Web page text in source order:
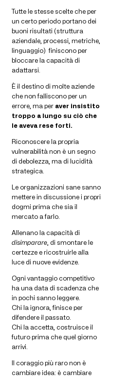
Tutte le stesse scelte che per
un certo periodo portano dei
buoni risultati (struttura
aziendale, processi, metriche,
linguaggio) finiscono per
bloccare la capacità di
adattarsi.
È il destino di molte aziende
che non falliscono per un
errore, ma per aver insistito
troppo a lungo su ciò che
le aveva rese forti.
Riconoscere la propria
vulnerabilità non è un segno
di debolezza, ma di lucidità
strategica.
Le organizzazioni sane sanno
mettere in discussione i propri
dogmi prima che sia il
mercato a farlo.
Allenano la capacità di
disimparare , di smontare le
certezze e ricostruirle alla
luce di nuove evidenze.
Ogni vantaggio competitivo
ha una data di scadenza che
in pochi sanno leggere.
Chi la ignora, finisce per
difendere il passato.
Chi la accetta, costruisce il
futuro prima che quel giorno
arrivi.
Il coraggio più raro non è
cambiare idea: è cambiare